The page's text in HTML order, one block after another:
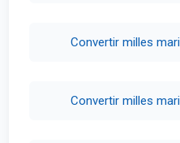
Convertir milles
Convertir milles